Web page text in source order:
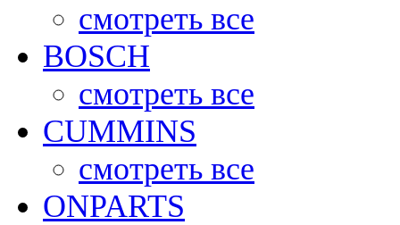
смотреть все
BOSCH
смотреть все
CUMMINS
смотреть все
ONPARTS